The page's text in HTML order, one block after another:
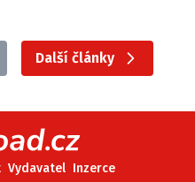
Další články
Vydavatel Inzerce